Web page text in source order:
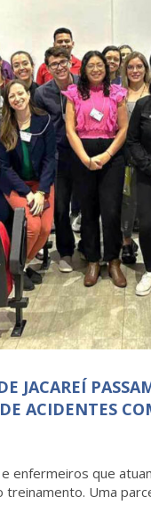
JACAREÍ
ACIDENTES
enfermeiros que
Uma